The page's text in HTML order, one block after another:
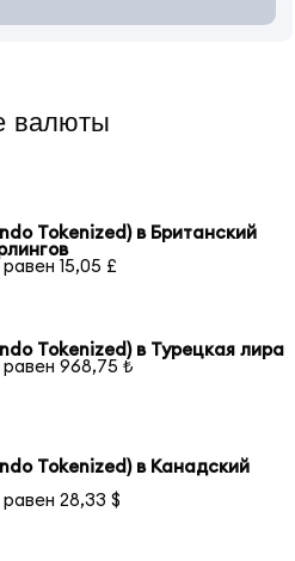
валюты
Tokenized) в Британский
15,05 £
Tokenized) в Турецкая лира
равен 968,75 ₺
Tokenized) в Канадский
равен 28,33 $